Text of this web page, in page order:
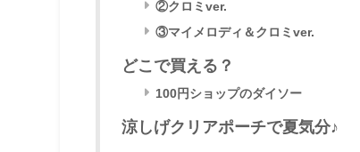
②クロミver.
③マイメロディ＆クロミver.
どこで買える？
100円ショップのダイソー
涼しげクリアポーチで夏気分♪